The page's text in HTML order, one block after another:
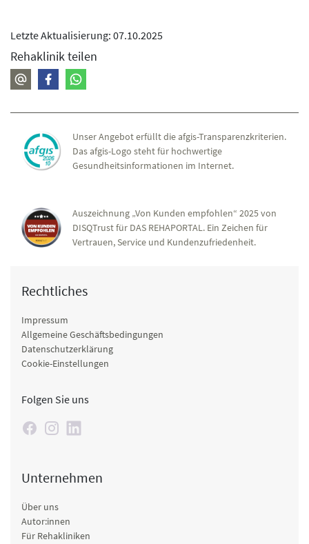
Letzte Aktualisierung: 07.10.2025
Rehaklinik teilen
Unser Angebot erfüllt die afgis-Transparenzkriterien.
Das afgis-Logo steht für hochwertige
Gesundheitsinformationen im Internet.
Auszeichnung „Von Kunden empfohlen“ 2025 von
DISQTrust für DAS REHAPORTAL. Ein Zeichen für
Vertrauen, Service und Kundenzufriedenheit.
Rechtliches
Impressum
Allgemeine Geschäftsbedingungen
Datenschutzerklärung
Cookie-Einstellungen
Folgen Sie uns
Unternehmen
Über uns
Autor:innen
Für Rehakliniken